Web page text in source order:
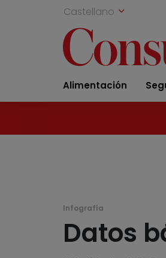
Castellano
Alimentación
Infografía
Datos